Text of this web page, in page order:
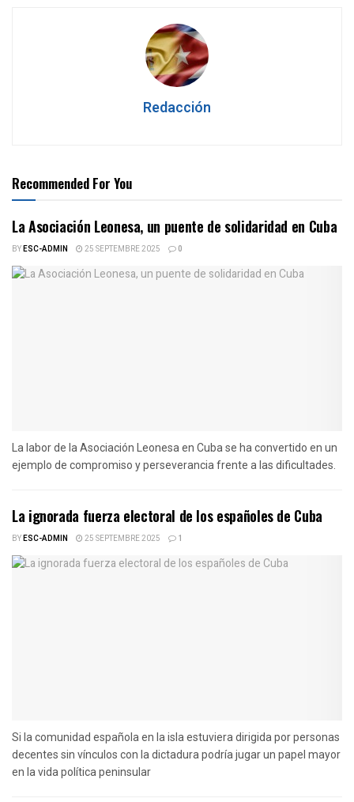
Redacción
Recommended For You
La Asociación Leonesa, un puente de solidaridad en Cuba
BYESC-ADMIN 25 SEPTEMBRE 2025 0
La labor de la Asociación Leonesa en Cuba se ha convertido en un
ejemplo de compromiso y perseverancia frente a las dificultades.
La ignorada fuerza electoral de los españoles de Cuba
BYESC-ADMIN 25 SEPTEMBRE 2025 1
Si la comunidad española en la isla estuviera dirigida por personas
decentes sin vínculos con la dictadura podría jugar un papel mayor
en la vida política peninsular